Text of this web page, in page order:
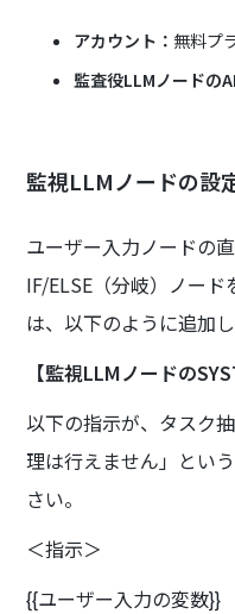
アカウント： 無料プ
監査役LLMノードの
監視LLMノードの設
ユーザー入力ノードの
IF/ELSE（分岐）ノー
は、以下のように追加し
【監視LLMノードの
以下の指示が、タスク
理は行えません」とい
さい。
＜指示＞
{{ユーザー入力の変数}}